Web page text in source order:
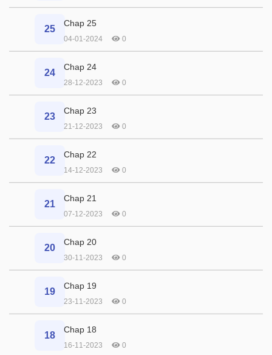
25
Chap 25
04-01-2024 0
24
Chap 24
28-12-2023 0
23
Chap 23
21-12-2023 0
22
Chap 22
14-12-2023 0
21
Chap 21
07-12-2023 0
20
Chap 20
30-11-2023 0
19
Chap 19
23-11-2023 0
18
Chap 18
16-11-2023 0